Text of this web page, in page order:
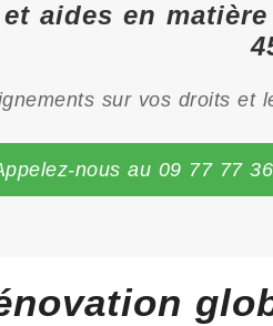
aides en
sur vos droits
nous au 09 77 77